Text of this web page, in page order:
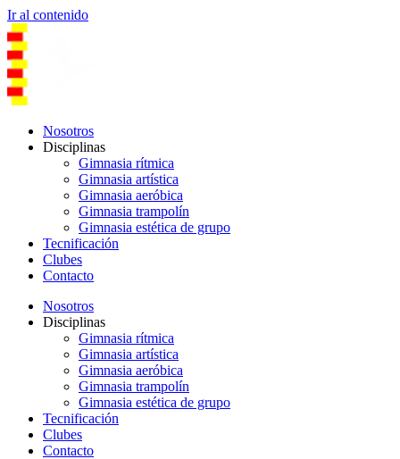
Ir al contenido
Nosotros
Disciplinas
Gimnasia rítmica
Gimnasia artística
Gimnasia aeróbica
Gimnasia trampolín
Gimnasia estética de grupo
Tecnificación
Clubes
Contacto
Nosotros
Disciplinas
Gimnasia rítmica
Gimnasia artística
Gimnasia aeróbica
Gimnasia trampolín
Gimnasia estética de grupo
Tecnificación
Clubes
Contacto